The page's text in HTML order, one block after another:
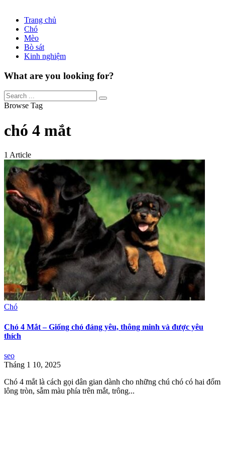
Trang chủ
Chó
Mèo
Bò sát
Kinh nghiệm
What are you looking for?
Browse Tag
chó 4 mắt
1 Article
Chó
Chó 4 Mắt – Giống chó đáng yêu, thông minh và được yêu
thích
seo
Tháng 1 10, 2025
Chó 4 mắt là cách gọi dân gian dành cho những chú chó có hai đốm
lông tròn, sẫm màu phía trên mắt, trông...